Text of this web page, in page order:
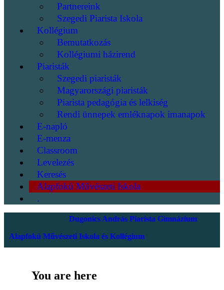
Partnereink
Szegedi Piarista Iskola
Kollégium
Bemutatkozás
Kollégiumi házirend
Piaristák
Szegedi piaristák
Magyarországi piaristák
Piarista pedagógia és lelkiség
Rendi ünnepek emléknapok imanapok
E-napló
E-menza
Classroom
Levelezés
Keresés
Alapfokú Művészeti Iskola
.
Dugonics András Piarista Gimnázium
Alapfokú Művészeti Iskola és Kollégium
You are here